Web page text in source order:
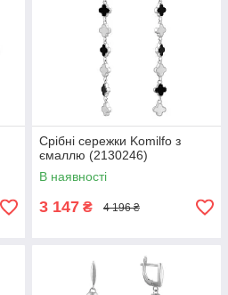
Срібні сережки Komilfo з
ємаллю (2130246)
В наявності
3 147 ₴ 4 196 ₴